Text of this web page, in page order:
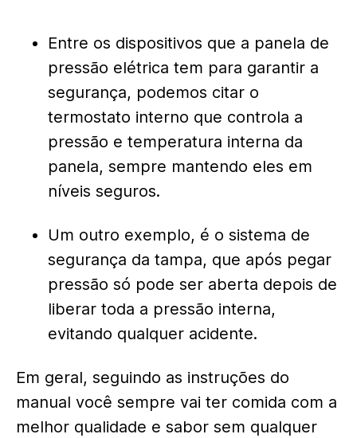
Entre os dispositivos que a panela de
pressão elétrica tem para garantir a
segurança, podemos citar o
termostato interno que controla a
pressão e temperatura interna da
panela, sempre mantendo eles em
níveis seguros.
Um outro exemplo, é o sistema de
segurança da tampa, que após pegar
pressão só pode ser aberta depois de
liberar toda a pressão interna,
evitando qualquer acidente.
Em geral, seguindo as instruções do
manual você sempre vai ter comida com a
melhor qualidade e sabor sem qualquer